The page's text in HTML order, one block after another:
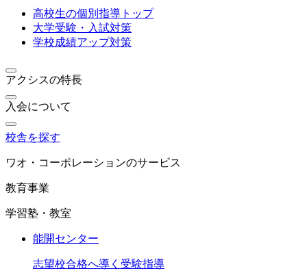
高校生の個別指導トップ
大学受験・入試対策
学校成績アップ対策
アクシスの特長
入会について
校舎を探す
ワオ・コーポレーションのサービス
教育事業
学習塾・教室
能開センター
志望校合格へ導く受験指導